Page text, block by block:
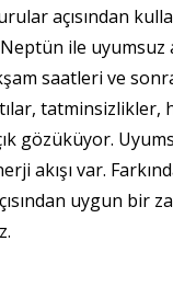
açısından
ile uyumsuz
saatleri ve
tatminsizlikler,
gözüküyor.
akışı var.
uygun bir